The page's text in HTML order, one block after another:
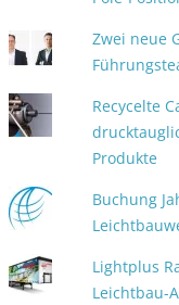
Zwei neue
Recycelte
Produkte
Buchung
Lightplus
Leichtbau-